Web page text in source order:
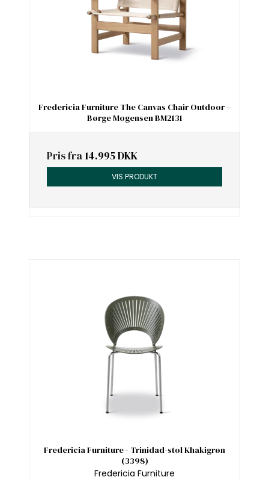
Fredericia Furniture The Canvas Chair Outdoor –
Børge Mogensen BM2131
Pris fra 14.995 DKK
VIS PRODUKT
Fredericia Furniture - Trinidad-stol Khakigrøn
(3398)
Fredericia Furniture